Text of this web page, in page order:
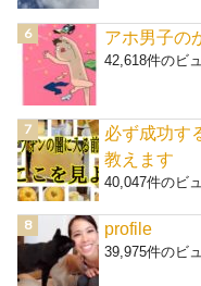
アホ男子の
42,618件のビ
必ず成功す
教えます
40,047件のビ
profile
39,975件のビ